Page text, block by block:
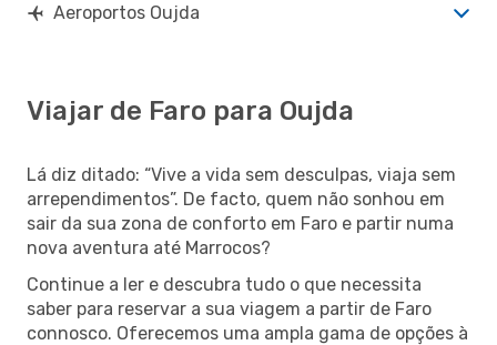
Aeroportos Oujda
Viajar de Faro para Oujda
Lá diz ditado: “Vive a vida sem desculpas, viaja sem
arrependimentos”. De facto, quem não sonhou em
sair da sua zona de conforto em Faro e partir numa
nova aventura até Marrocos?
Continue a ler e descubra tudo o que necessita
saber para reservar a sua viagem a partir de Faro
connosco. Oferecemos uma ampla gama de opções à